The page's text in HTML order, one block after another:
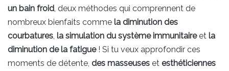
un bain froid, deux méthodes qui comprennent de
nombreux bienfaits comme la diminution des
courbatures, la simulation du système immunitaireet la
diminution de la fatigue! Si tu veux approfondir ces
moments de détente, des masseuses et esthéticiennes